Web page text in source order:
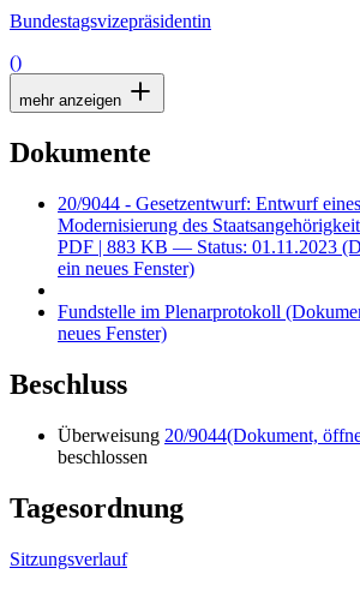
Bundestagsvizepräsidentin
()
mehr anzeigen
Dokumente
20/9044 - Gesetzentwurf: Entwurf
Modernisierung des
PDF | 883 KB — Status: 01.11.2023
ein neues Fenster)
Fundstelle im Plenarprotokoll
neues Fenster)
Beschluss
Überweisung 20/9044(Dokument,
beschlossen
Tagesordnung
Sitzungsverlauf